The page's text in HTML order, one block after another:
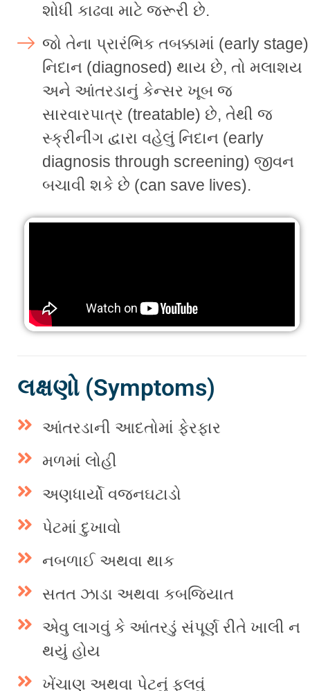
શોધી કાઢવા માટે જરૂરી છે.
જો તેના પ્રારંભિક તબક્કામાં (early stage)
નિદાન (diagnosed) થાય છે, તો મલાશય
અને આંતરડાનું કેન્સર ખૂબ જ
સારવારપાત્ર (treatable) છે, તેથી જ
સ્ક્રીનીંગ દ્વારા વહેલું નિદાન (early
diagnosis through screening) જીવન
બચાવી શકે છે (can save lives).
લક્ષણો (Symptoms)
આંતરડાની આદતોમાં ફેરફાર
મળમાં લોહી
અણધાર્યો વજનઘટાડો
પેટમાં દુખાવો
નબળાઈ અથવા થાક
સતત ઝાડા અથવા કબજિયાત
એવુ લાગવું કે આંતરડું સંપૂર્ણ રીતે ખાલી ન
થયું હોય
ખેંચાણ અથવા પેટનું ફૂલવું